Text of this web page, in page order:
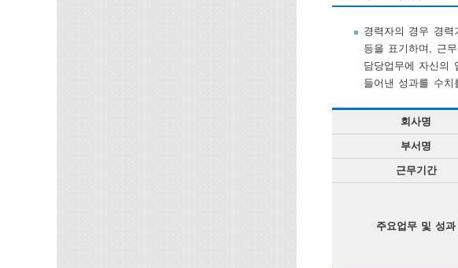
경력자의 경우 경
등을 표기하며, 근
담당업무에 자신의
들어낸 성과를 수
회사명
부서명
근무기간
주요업무 및 성과